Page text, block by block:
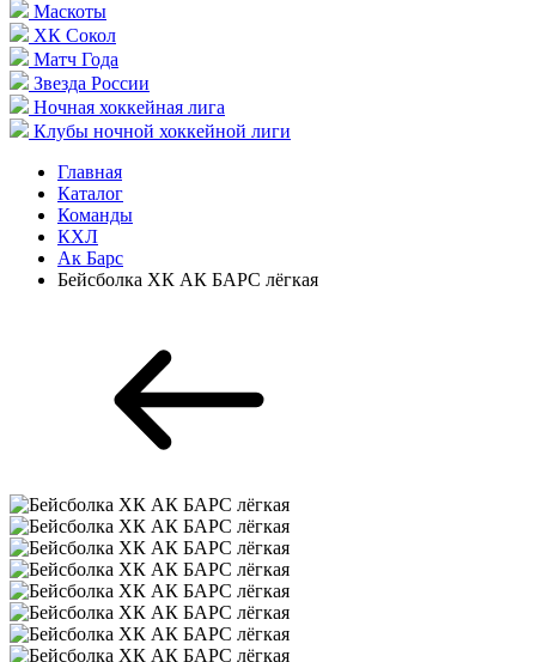
Маскоты
ХК Сокол
Матч Года
Звезда России
Ночная хоккейная лига
Клубы ночной хоккейной лиги
Главная
Каталог
Команды
КХЛ
Ак Барс
Бейсболка ХК АК БАРС лёгкая